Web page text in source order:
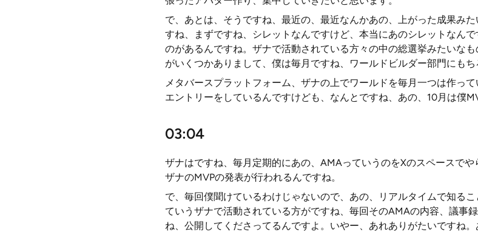
で、あとは、そうですね、最近の、最近なんかあの、上がった成果み
すね、まずですね、シレットなんですけど、本当にあのシレットなん
のがあるんですね。ザナで活動されている方々の中の総選挙みたいな
がいくつかありまして、僕は毎月ですね、ワールドビルダー部門にもち
メタバースプラットフォーム、ザナの上でワールドを毎月一つは作っ
エントリーをしているんですけども、なんとですね、あの、10月は僕
03:04
ザナはですね、毎月定期的にあの、AMAっていうのをXのスペースで
ザナのMVPの発表が行われるんですね。
で、毎回僕聞けているわけじゃないので、あの、リアルタイムで知る
ていうザナで活動されている方がですね、毎回そのAMAの内容、議事
ね、公開してくださってるんですよ。いやー、あれありがたいですね